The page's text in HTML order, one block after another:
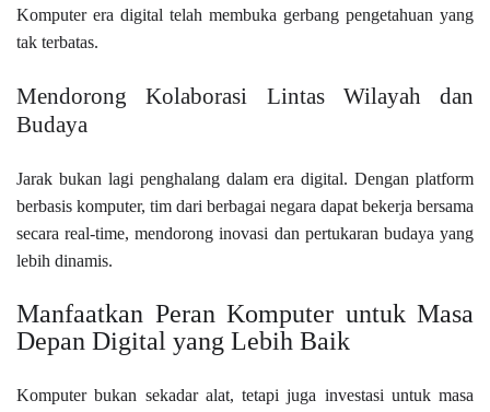
Komputer era digital telah membuka gerbang pengetahuan yang
tak terbatas.
Mendorong Kolaborasi Lintas Wilayah dan
Budaya
Jarak bukan lagi penghalang dalam era digital. Dengan platform
berbasis komputer, tim dari berbagai negara dapat bekerja bersama
secara real-time, mendorong inovasi dan pertukaran budaya yang
lebih dinamis.
Manfaatkan Peran Komputer untuk Masa
Depan Digital yang Lebih Baik
Komputer bukan sekadar alat, tetapi juga investasi untuk masa